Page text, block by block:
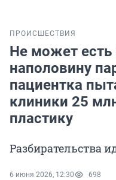
ПРОИСШЕСТВИЯ
Не может есть
наполовину
пациентка
клиники 25
пластику
Разбирательства
6 июня 2026, 12:30 698